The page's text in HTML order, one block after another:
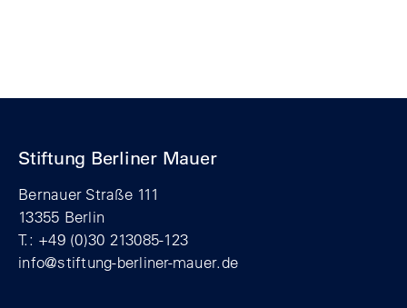
Stiftung Berliner Mauer
Bernauer Straße 111
13355 Berlin
T.: +49 (0)30 213085-123
info@stiftung-berliner-mauer.de